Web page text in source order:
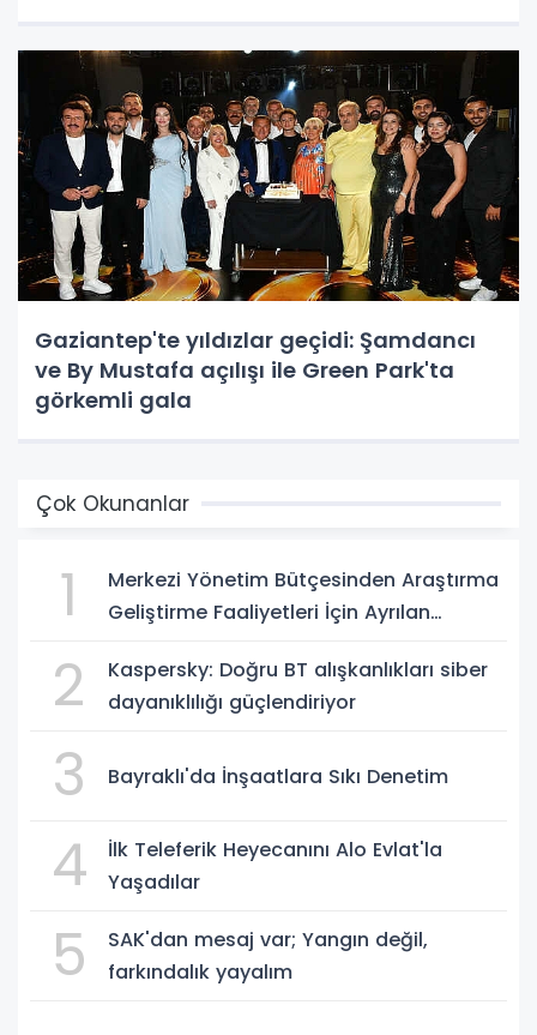
Gaziantep'te yıldızlar geçidi: Şamdancı
ve By Mustafa açılışı ile Green Park'ta
görkemli gala
Çok Okunanlar
1
Merkezi Yönetim Bütçesinden Araştırma
Geliştirme Faaliyetleri İçin Ayrılan
2
Kaspersky: Doğru BT alışkanlıkları siber
dayanıklılığı güçlendiriyor
3 Bayraklı'da İnşaatlara Sıkı Denetim
4
İlk Teleferik Heyecanını Alo Evlat'la
Yaşadılar
5
SAK'dan mesaj var; Yangın değil,
farkındalık yayalım